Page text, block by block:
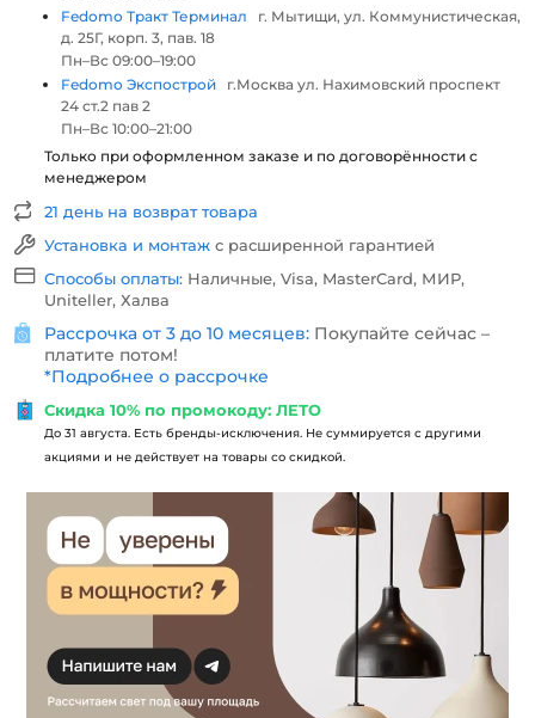
Fedomo Тракт Терминал
г. Мытищи, ул. Коммунистическая,
д. 25Г, корп. 3, пав. 18
Пн–Вс 09:00–19:00
Fedomo Экспострой
г.Москва ул. Нахимовский проспект
24 ст.2 пав 2
Пн–Вс 10:00–21:00
Только при оформленном заказе и по договорённости с
менеджером
21 день на возврат товара
Установка и монтаж с расширенной гарантией
Способы оплаты: Наличные, Visa, MasterCard, МИР,
Uniteller, Халва
Рассрочка от 3 до 10 месяцев: Покупайте сейчас –
платите потом!
*Подробнее о рассрочке
Скидка 10% по промокоду: ЛЕТО
До 31 августа. Есть бренды-исключения. Не суммируется с другими
акциями и не действует на товары со скидкой.